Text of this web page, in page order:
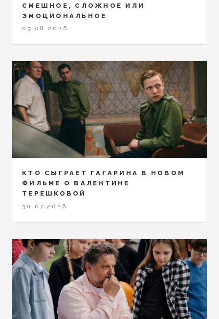
СМЕШНОЕ, СЛОЖНОЕ ИЛИ
ЭМОЦИОНАЛЬНОЕ
03.08.2026
КТО СЫГРАЕТ ГАГАРИНА В НОВОМ
ФИЛЬМЕ О ВАЛЕНТИНЕ
ТЕРЕШКОВОЙ
30.07.2026